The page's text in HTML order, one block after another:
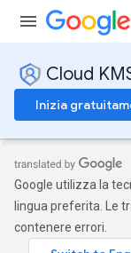
Cloud
Inizia
Google utilizza la
lingua preferita. Le
contenere errori.